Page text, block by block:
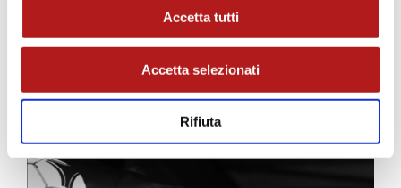
Accetta tutti
Accetta selezionati
Rifiuta
MATCH PROGRAM